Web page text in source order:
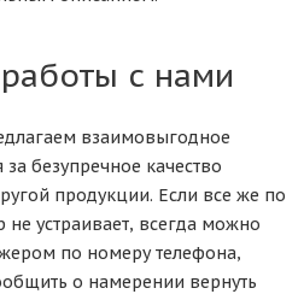
с нами
взаимовыгодное
за безупречное качество
продукции. Если все же по
устраивает, всегда можно
по номеру телефона,
о намерении вернуть